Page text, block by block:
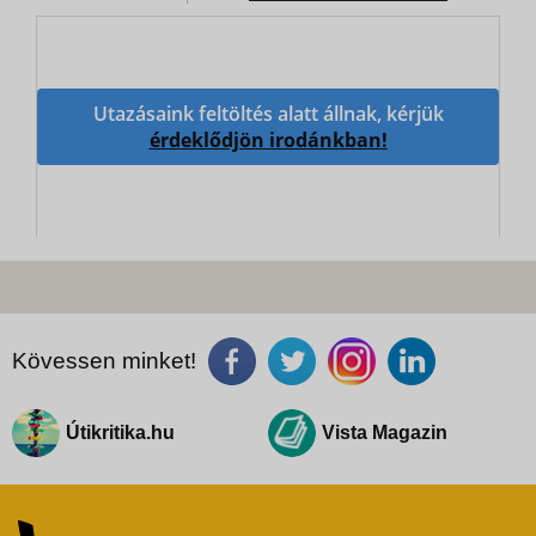
Utazásaink feltöltés alatt állnak, kérjük
érdeklődjön irodánkban!
Kövessen minket!
Útikritika.hu Vista Magazin